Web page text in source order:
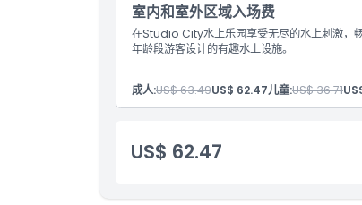
需要了解的事项
室内和室外区域入场费
在Studio City水上乐园享受无尽的水上刺激，
年龄段游客设计的有趣水上设施。
成人:US$ 63.49US$ 62.47儿童:US$ 36.71
US$ 62.47